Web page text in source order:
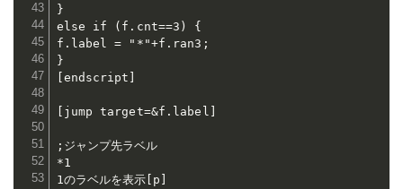
}
else if (f.cnt==3) {
f.label = "*"+f.ran3;
}
[endscript]
[jump target=&f.label]
;ジャンプ先ラベル
*1
1のラベルを表示[p]